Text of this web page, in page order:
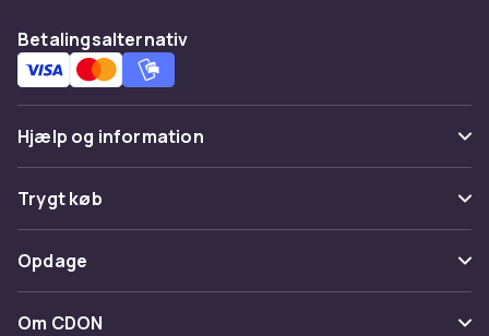
område.
Køb bue eller armbrøst online
handler du trygt med hurtig levering.
Betalingsalternativ
Hjælp og information
Ofte stillede spørgsmål
Spor pakke
Fortryd & returner her
Kontakt os
Trygt køb
Betaling
Levering
Opdage
Kategorier
Om CDON